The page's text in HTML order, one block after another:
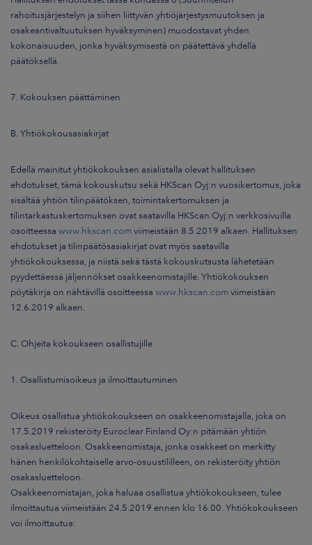
rahoitusjärjestelyn ja siihen liittyvän yhtiöjärjestysmuutoksen ja
osakeantivaltuutuksen hyväksyminen) muodostavat yhden
kokonaisuuden, jonka hyväksymisestä on päätettävä yhdellä
päätöksellä.
7. Kokouksen päättäminen
B. Yhtiökokousasiakirjat
Edellä mainitut yhtiökokouksen asialistalla olevat hallituksen
ehdotukset, tämä kokouskutsu sekä HKScan Oyj:n vuosikertomus, joka
sisältää yhtiön tilinpäätöksen, toimintakertomuksen ja
tilintarkastuskertomuksen ovat saatavilla HKScan Oyj:n verkkosivuilla
osoitteessa www.hkscan.comviimeistään 8.5.2019 alkaen. Hallituksen
ehdotukset ja tilinpäätösasiakirjat ovat myös saatavilla
yhtiökokouksessa, ja niistä sekä tästä kokouskutsusta lähetetään
pyydettäessä jäljennökset osakkeenomistajille. Yhtiökokouksen
pöytäkirja on nähtävillä osoitteessa www.hkscan.comviimeistään
12.6.2019 alkaen.
C. Ohjeita kokoukseen osallistujille
1. Osallistumisoikeus ja ilmoittautuminen
Oikeus osallistua yhtiökokoukseen on osakkeenomistajalla, joka on
17.5.2019 rekisteröity Euroclear Finland Oy:n pitämään yhtiön
osakasluetteloon. Osakkeenomistaja, jonka osakkeet on merkitty
hänen henkilökohtaiselle arvo-osuustililleen, on rekisteröity yhtiön
osakasluetteloon.
Osakkeenomistajan, joka haluaa osallistua yhtiökokoukseen, tulee
ilmoittautua viimeistään 24.5.2019 ennen klo 16.00. Yhtiökokoukseen
voi ilmoittautua: